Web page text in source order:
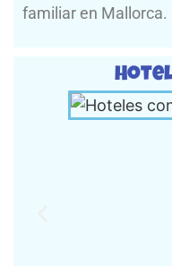
familiar en Mallorca.